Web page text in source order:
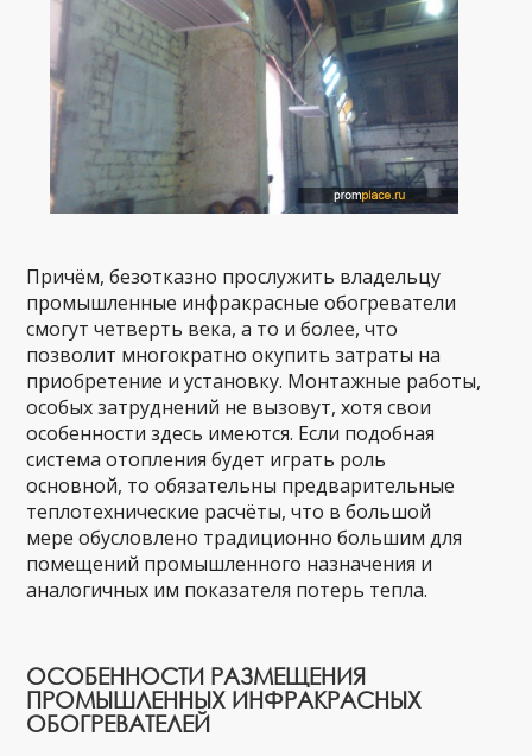
Причём, безотказно прослужить владельцу
промышленные инфракрасные обогреватели
смогут четверть века, а то и более, что
позволит многократно окупить затраты на
приобретение и установку. Монтажные работы,
особых затруднений не вызовут, хотя свои
особенности здесь имеются. Если подобная
система отопления будет играть роль
основной, то обязательны предварительные
теплотехнические расчёты, что в большой
мере обусловлено традиционно большим для
помещений промышленного назначения и
аналогичных им показателя потерь тепла.
ОСОБЕННОСТИ РАЗМЕЩЕНИЯ
ПРОМЫШЛЕННЫХ ИНФРАКРАСНЫХ
ОБОГРЕВАТЕЛЕЙ